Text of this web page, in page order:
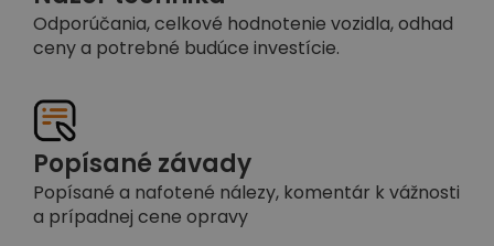
Odporúčania, celkové hodnotenie vozidla, odhad
ceny a potrebné budúce investície.
Popísané závady
Popísané a nafotené nálezy, komentár k vážnosti
a prípadnej cene opravy